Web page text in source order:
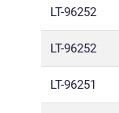
LT-96252
LT-96252
LT-96251